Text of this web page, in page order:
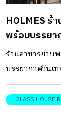
HOLMES ร้
พร้อมบรรยา
ร้านอาหารย่าน
บรรยากาศวินเ
อาคารของย่าน
อุตสาหกรรมเห
GLASS HOUSE